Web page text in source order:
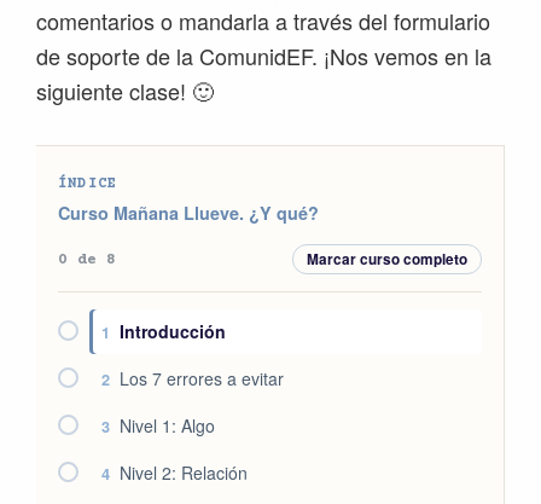
comentarios o mandarla a través del formulario
de soporte de la ComunidEF. ¡Nos vemos en la
siguiente clase! 🙂
ÍNDICE
Curso Mañana Llueve. ¿Y qué?
0 de 8 Marcar curso completo
1 Introducción
2 Los 7 errores a evitar
3 Nivel 1: Algo
4 Nivel 2: Relación